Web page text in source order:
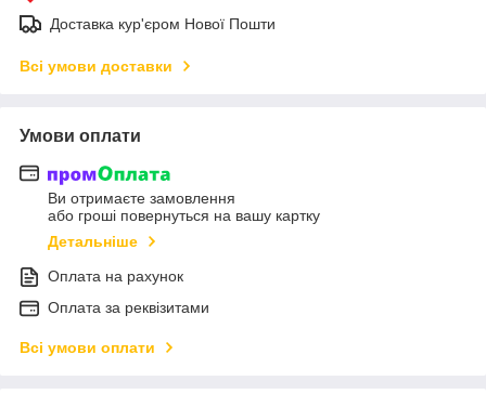
Доставка кур'єром Нової Пошти
Всі умови доставки
Умови оплати
Ви отримаєте замовлення
або гроші повернуться на вашу картку
Детальніше
Оплата на рахунок
Оплата за реквізитами
Всі умови оплати